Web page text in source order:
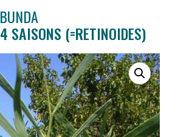
SAISONS (=RETINOIDES)